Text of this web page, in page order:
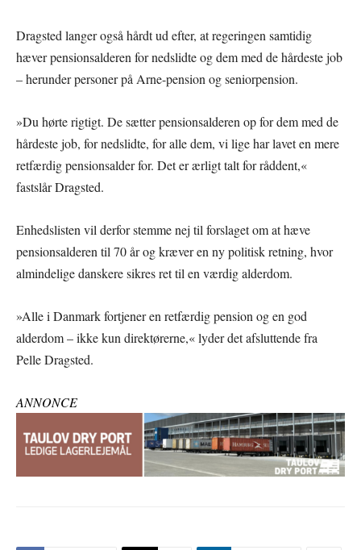
Dragsted langer også hårdt ud efter, at regeringen samtidig
hæver pensionsalderen for nedslidte og dem med de hårdeste job
– herunder personer på Arne-pension og seniorpension.
»Du hørte rigtigt. De sætter pensionsalderen op for dem med de
hårdeste job, for nedslidte, for alle dem, vi lige har lavet en mere
retfærdig pensionsalder for. Det er ærligt talt for råddent,«
fastslår Dragsted.
Enhedslisten vil derfor stemme nej til forslaget om at hæve
pensionsalderen til 70 år og kræver en ny politisk retning, hvor
almindelige danskere sikres ret til en værdig alderdom.
»Alle i Danmark fortjener en retfærdig pension og en god
alderdom – ikke kun direktørerne,« lyder det afsluttende fra
Pelle Dragsted.
ANNONCE